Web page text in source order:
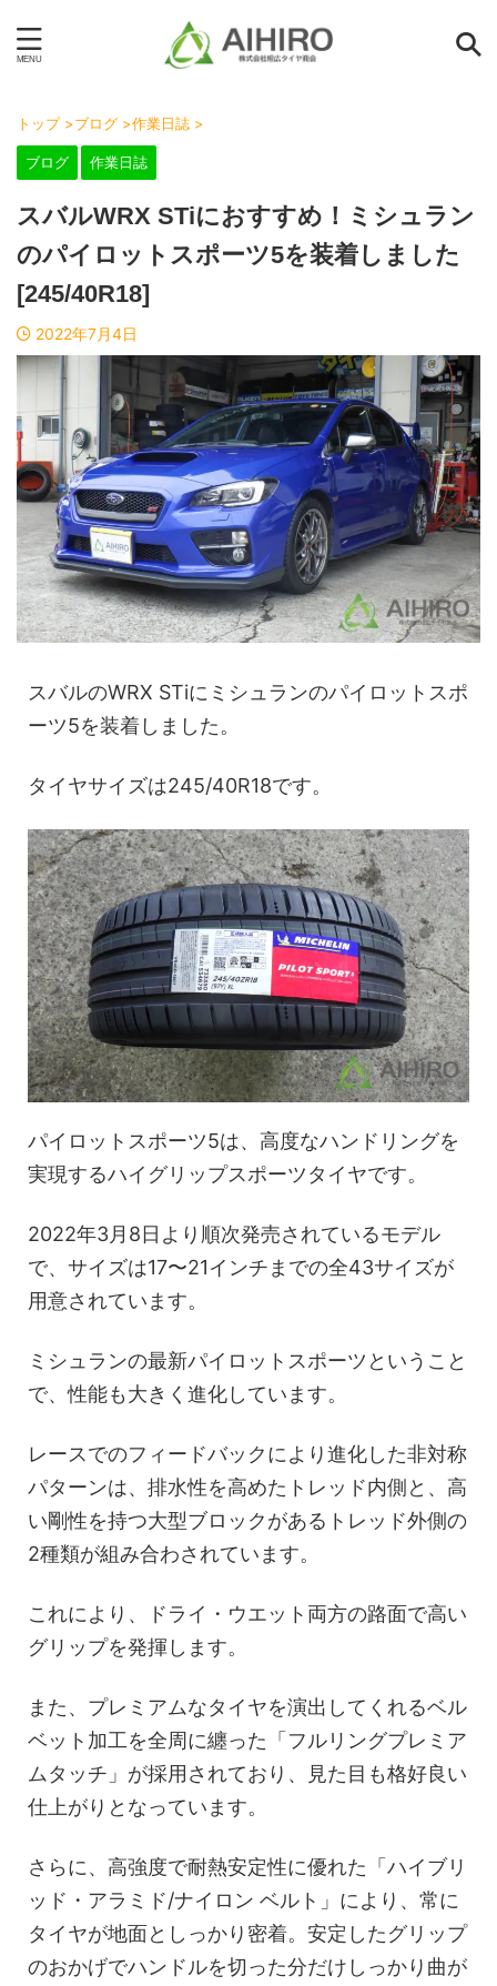
トップ >ブログ >作業日誌 >
ブログ 作業日誌
スバルWRX STiにおすすめ！ミシュラン
のパイロットスポーツ5を装着しました
[245/40R18]
2022年7月4日
スバルのWRX STiにミシュランのパイロットスポ
ーツ5を装着しました。
タイヤサイズは245/40R18です。
パイロットスポーツ5は、高度なハンドリングを
実現するハイグリップスポーツタイヤです。
2022年3月8日より順次発売されているモデル
で、サイズは17〜21インチまでの全43サイズが
用意されています。
ミシュランの最新パイロットスポーツということ
で、性能も大きく進化しています。
レースでのフィードバックにより進化した非対称
パターンは、排水性を高めたトレッド内側と、高
い剛性を持つ大型ブロックがあるトレッド外側の
2種類が組み合わされています。
これにより、ドライ・ウエット両方の路面で高い
グリップを発揮します。
また、プレミアムなタイヤを演出してくれるベル
ベット加工を全周に纏った「フルリングプレミア
ムタッチ」が採用されており、見た目も格好良い
仕上がりとなっています。
さらに、高強度で耐熱安定性に優れた「ハイブリ
ッド・アラミド/ナイロン ベルト」により、常に
タイヤが地面としっかり密着。安定したグリップ
のおかげでハンドルを切った分だけしっかり曲が